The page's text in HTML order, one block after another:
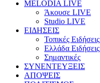
MELODIA LIVE
Άκουσε LIVE
Studio LIVE
ΕΙΔΗΣΕΙΣ
Τοπικές Ειδήσεις
Ελλάδα Ειδήσεις
Σημαντικές
ΣΥΝΕΝΤΕΥΞΕΙΣ
ΑΠΟΨΕΙΣ